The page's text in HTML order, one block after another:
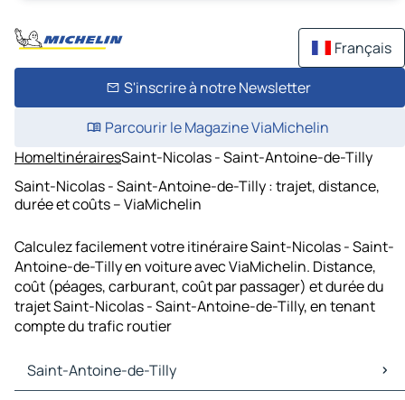
Français
S'inscrire à notre Newsletter
Parcourir le Magazine ViaMichelin
HomeItinérairesSaint-Nicolas - Saint-Antoine-de-Tilly
Saint-Nicolas - Saint-Antoine-de-Tilly : trajet, distance,
durée et coûts – ViaMichelin
Calculez facilement votre itinéraire Saint-Nicolas - Saint-
Antoine-de-Tilly en voiture avec ViaMichelin. Distance,
coût (péages, carburant, coût par passager) et durée du
trajet Saint-Nicolas - Saint-Antoine-de-Tilly, en tenant
compte du trafic routier
Saint-Antoine-de-Tilly